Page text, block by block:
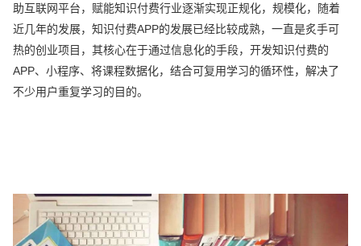
助互联网平台，赋能知识付费行业逐渐实现正规化，规模化，随着
近几年的发展，知识付费APP的发展已经比较成熟，一直是炙手可
热的创业项目，其核心在于通过信息化的手段，开发知识付费的
APP、小程序、将课程数据化，结合可复用学习的循环性，解决了
不少用户重复学习的目的。